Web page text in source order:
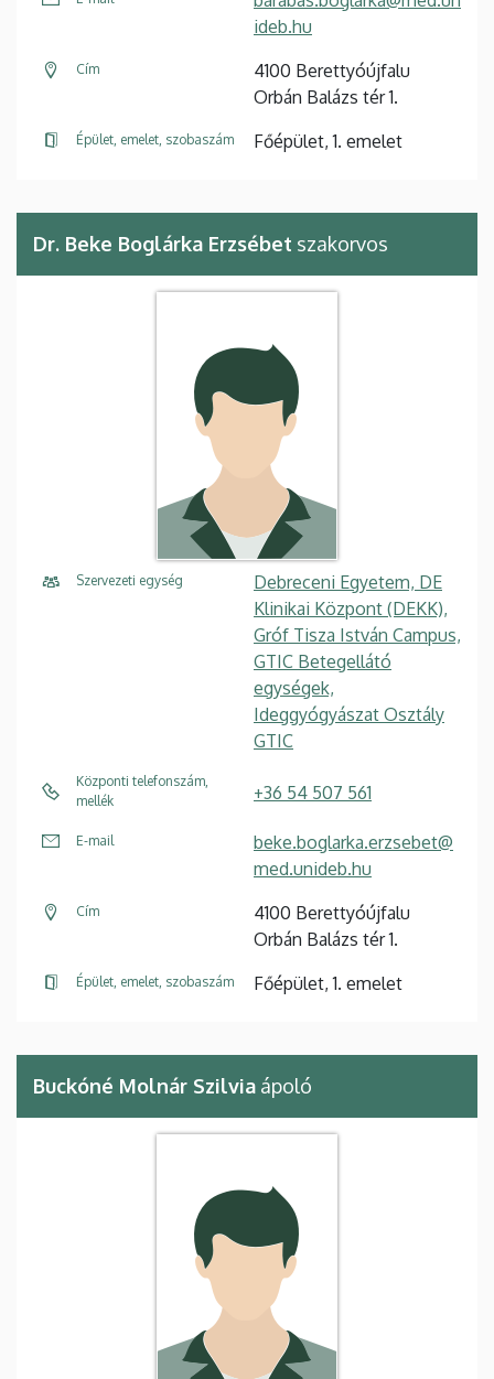
ideb.hu
Cím
4100 Berettyóújfalu
Orbán Balázs tér 1.
Épület, emelet, szobaszám Főépület, 1. emelet
Dr. Beke Boglárka Erzsébet szakorvos
Szervezeti egység
Debreceni Egyetem, DE
Klinikai Központ (DEKK),
Gróf Tisza István Campus,
GTIC Betegellátó
egységek,
Ideggyógyászat Osztály
GTIC
Központi telefonszám,
mellék
+36 54 507 561
E-mail
beke.boglarka.erzsebet@
med.unideb.hu
Cím
4100 Berettyóújfalu
Orbán Balázs tér 1.
Épület, emelet, szobaszám Főépület, 1. emelet
Buckóné Molnár Szilvia ápoló